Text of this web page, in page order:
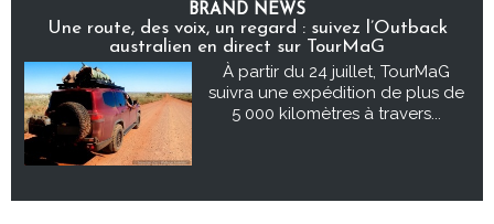
BRAND NEWS
Une route, des voix, un regard : suivez l’Outback
australien en direct sur TourMaG
À partir du 24 juillet, TourMaG
suivra une expédition de plus de
5 000 kilomètres à travers...